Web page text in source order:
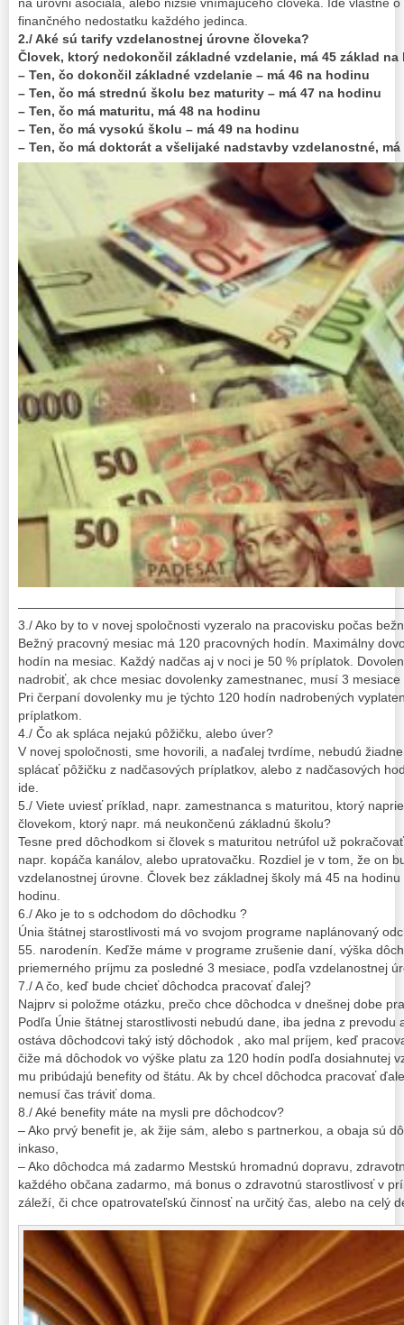
finančného nedostatku každého jedinca.
2./ Aké sú tarify vzdelanostnej úrovne človeka?
Človek, ktorý nedokončil základné vzdelanie, má 45 základ na
– Ten, čo dokončil základné vzdelanie – má 46 na hodinu
– Ten, čo má strednú školu bez maturity – má 47 na hodinu
– Ten, čo má maturitu, má 48 na hodinu
– Ten, čo má vysokú školu – má 49 na hodinu
– Ten, čo má doktorát a všelijaké nadstavby vzdelanostné,
3./ Ako by to v novej spoločnosti vyzeralo na pracovisku počas
Bežný pracovný mesiac má 120 pracovných hodín. Maximálny
hodín na mesiac. Každý nadčas aj v noci je 50 % príplatok.
nadrobiť, ak chce mesiac dovolenky zamestnanec, musí 3
Pri čerpaní dovolenky mu je týchto 120 hodín nadrobených
príplatkom.
4./ Čo ak spláca nejakú pôžičku, alebo úver?
V novej spoločnosti, sme hovorili, a naďalej tvrdíme, nebudú
splácať pôžičku z nadčasových príplatkov, alebo z nadčasových
ide.
5./ Viete uviesť príklad, napr. zamestnanca s maturitou, ktorý
človekom, ktorý napr. má neukončenú základnú školu?
Tesne pred dôchodkom si človek s maturitou netrúfol už
napr. kopáča kanálov, alebo upratovačku. Rozdiel je v tom, že on
vzdelanostnej úrovne. Človek bez základnej školy má 45 na
hodinu.
6./ Ako je to s odchodom do dôchodku ?
Únia štátnej starostlivosti má vo svojom programe naplánovaný
55. narodenín. Keďže máme v programe zrušenie daní, výška
priemerného príjmu za posledné 3 mesiace, podľa vzdelanostnej
7./ A čo, keď bude chcieť dôchodca pracovať ďalej?
Najprv si položme otázku, prečo chce dôchodca v dnešnej dobe
Podľa Únie štátnej starostlivosti nebudú dane, iba jedna z prevodu
ostáva dôchodcovi taký istý dôchodok , ako mal príjem, keď
čiže má dôchodok vo výške platu za 120 hodín podľa dosiahnutej
mu pribúdajú benefity od štátu. Ak by chcel dôchodca pracovať
nemusí čas tráviť doma.
8./ Aké benefity máte na mysli pre dôchodcov?
– Ako prvý benefit je, ak žije sám, alebo s partnerkou, a obaja sú
inkaso,
– Ako dôchodca má zadarmo Mestskú hromadnú dopravu,
každého občana zadarmo, má bonus o zdravotnú starostlivosť v
záleží, či chce opatrovateľskú činnosť na určitý čas, alebo na celý